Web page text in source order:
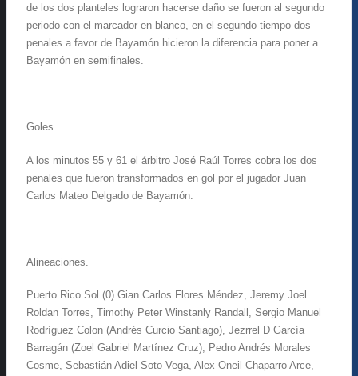
de los dos planteles lograron hacerse daño se fueron al segundo
periodo con el marcador en blanco, en el segundo tiempo dos
penales a favor de Bayamón hicieron la diferencia para poner a
Bayamón en semifinales.
Goles.
A los minutos 55 y 61 el árbitro José Raúl Torres cobra los dos
penales que fueron transformados en gol por el jugador Juan
Carlos Mateo Delgado de Bayamón.
Alineaciones.
Puerto Rico Sol (0) Gian Carlos Flores Méndez, Jeremy Joel
Roldan Torres, Timothy Peter Winstanly Randall, Sergio Manuel
Rodríguez Colon (Andrés Curcio Santiago), Jezrrel D García
Barragán (Zoel Gabriel Martínez Cruz), Pedro Andrés Morales
Cosme, Sebastián Adiel Soto Vega, Alex Oneil Chaparro Arce,